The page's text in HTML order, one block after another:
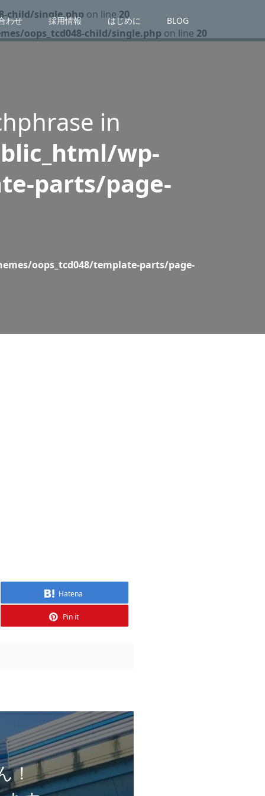
わせ 採用情報 はじめに BLOG
child/single.php on line 20
oops_tcd048-child/single.php on line 20
in
wp-
parts/page-
oops_tcd048/template-parts/page-
Hatena
Pin it
！